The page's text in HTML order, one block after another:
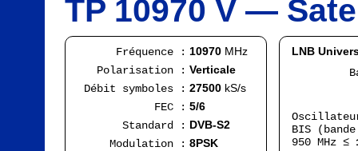
TP 10970 V —
Fréquence : 10970 MHz
Polarisation : Verticale
Débit symboles : 27500 kS/s
FEC : 5/6
Standard : DVB-S2
Modulation : 8PSK
LNB
BIS
950 MHz ≤